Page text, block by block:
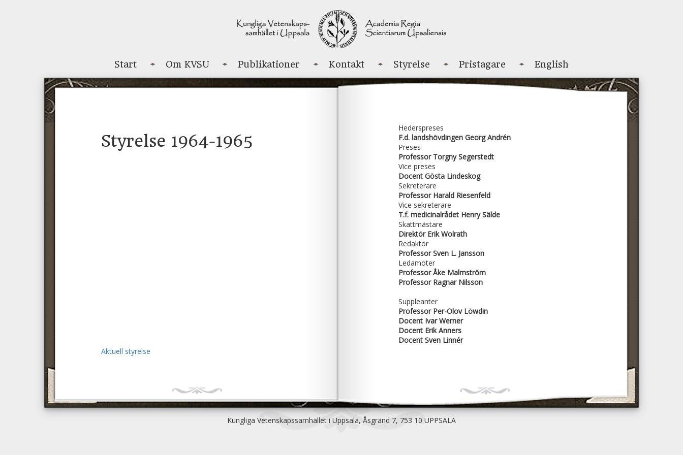
Start Om KVSU Publikationer Kontakt Styrelse Pristagare English
Styrelse 1964-1965
Aktuell styrelse
Hederspreses
F.d. landshövdingen Georg Andrén
Preses
Professor Torgny Segerstedt
Vice preses
Docent Gösta Lindeskog
Sekreterare
Professor Harald Riesenfeld
Vice sekreterare
T.f. medicinalrådet Henry Sälde
Skattmästare
Direktör Erik Wolrath
Redaktör
Professor Sven L. Jansson
Ledamöter
Professor Åke Malmström
Professor Ragnar Nilsson
Suppleanter
Professor Per-Olov Löwdin
Docent Ivar Werner
Docent Erik Anners
Docent Sven Linnér
Kungliga Vetenskapssamhället i Uppsala, Åsgränd 7, 753 10 UPPSALA